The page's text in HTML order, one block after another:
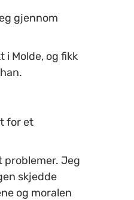
gjennom
Molde, og fikk
for et
problemer. Jeg
skjedde
og moralen